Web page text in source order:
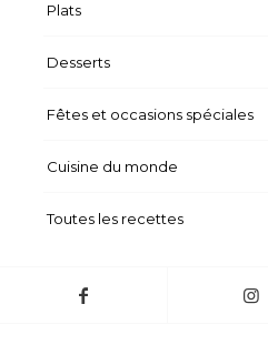
Plats
Desserts
Fêtes et occasions spéciales
Cuisine du monde
Toutes les recettes